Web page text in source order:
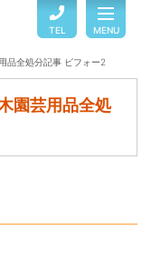
TEL MENU
品全処分記事 ビフォー2
園芸用品全処